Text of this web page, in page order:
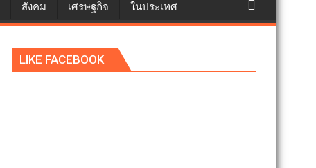
สังคม เศรษฐกิจ ในประเทศ
LIKE FACEBOOK